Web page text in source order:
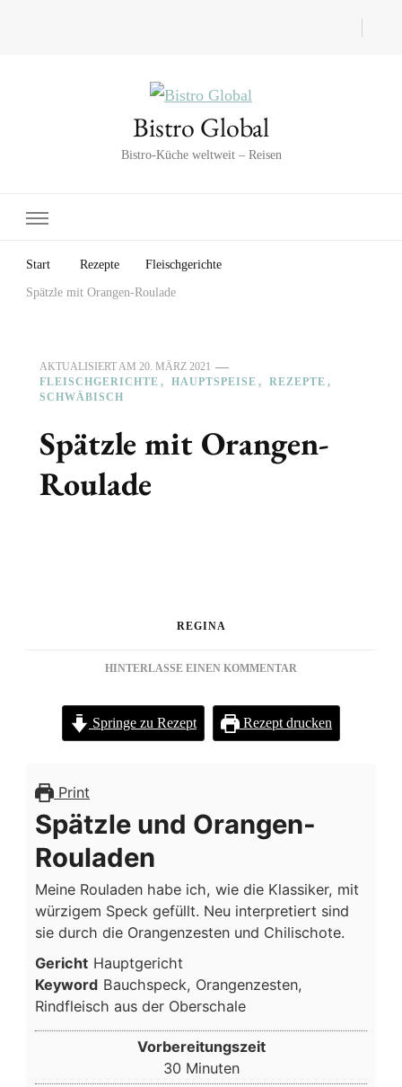
Bistro Global
Bistro-Küche weltweit – Reisen
Start Rezepte Fleischgerichte
Spätzle mit Orangen-Roulade
AKTUALISIERT AM 20. MÄRZ 2021
FLEISCHGERICHTE
HAUPTSPEISE
REZEPTE
SCHWÄBISCH
Spätzle mit Orangen-
Roulade
REGINA
HINTERLASSE EINEN KOMMENTAR
MIT
ORANGEN-
ROULADE
Springe zu Rezept Rezept drucken
Print
Spätzle und Orangen-
Rouladen
Meine Rouladen habe ich, wie die Klassiker, mit
würzigem Speck gefüllt. Neu interpretiert sind
sie durch die Orangenzesten und Chilischote.
Gericht Hauptgericht
Keyword Bauchspeck, Orangenzesten,
Rindfleisch aus der Oberschale
Vorbereitungszeit
30Minuten
Minuten